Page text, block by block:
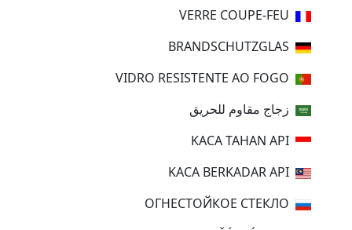
زجاج مقاوم للحريق